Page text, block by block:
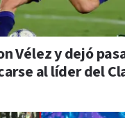
Vélez y dejó
al líder del